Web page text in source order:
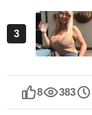
3
8 383